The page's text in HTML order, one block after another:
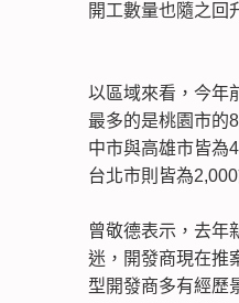
開工數量也隨之回
以區域來看，今年
最多的是桃園市的
中市與高雄市皆為
台北市則皆為2,000
曾敬德表示，去年
迷，開發商現在推
型開發商多有經歷